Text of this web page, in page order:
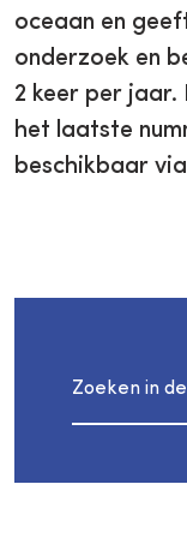
oceaan en
onderzoek en
2 keer per jaar.
het laatste
beschikbaar